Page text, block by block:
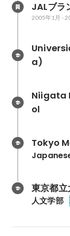
JALブラ
2005年1月 -
a)
Niigata
ol
Tokyo
東京都立
人文学部